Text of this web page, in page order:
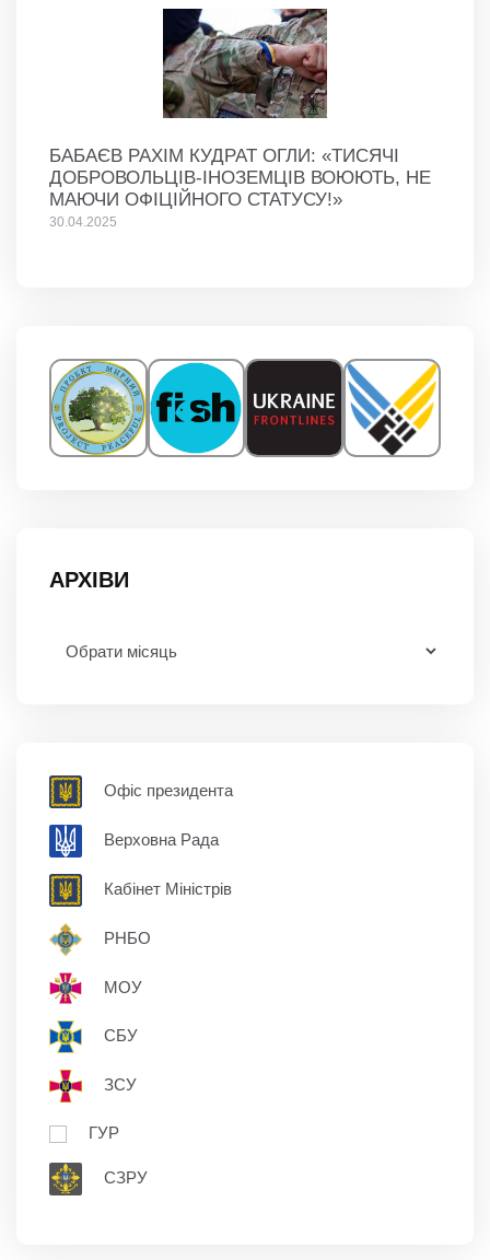
БАБАЄВ РАХІМ КУДРАТ ОГЛИ: «ТИСЯЧІ
ДОБРОВОЛЬЦІВ-ІНОЗЕМЦІВ ВОЮЮТЬ, НЕ
МАЮЧИ ОФІЦІЙНОГО СТАТУСУ!»
30.04.2025
АРХІВИ
Офіс президента
Верховна Рада
Кабінет Міністрів
РНБО
МОУ
СБУ
ЗСУ
ГУР
СЗРУ